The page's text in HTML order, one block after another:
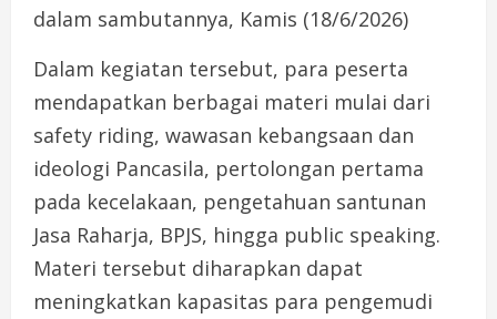
dalam sambutannya, Kamis (18/6/2026)
Dalam kegiatan tersebut, para peserta
mendapatkan berbagai materi mulai dari
safety riding, wawasan kebangsaan dan
ideologi Pancasila, pertolongan pertama
pada kecelakaan, pengetahuan santunan
Jasa Raharja, BPJS, hingga public speaking.
Materi tersebut diharapkan dapat
meningkatkan kapasitas para pengemudi